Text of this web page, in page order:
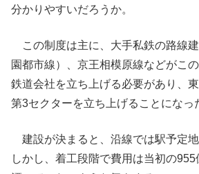
分かりやすいだろうか。
この制度は主に、大手私鉄の路線
園都市線）、京王相模原線などがこ
鉄道会社を立ち上げる必要があり、
第3セクターを立ち上げることになっ
建設が決まると、沿線では駅予定
しかし、着工段階で費用は当初の